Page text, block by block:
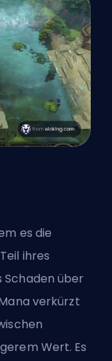
es die
ihres
Schaden über
verkürzt
Wert. Es